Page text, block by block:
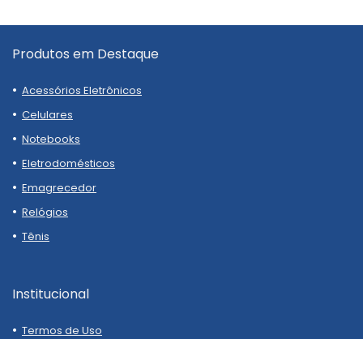
Produtos em Destaque
Acessórios Eletrônicos
Celulares
Notebooks
Eletrodomésticos
Emagrecedor
Relógios
Tênis
Institucional
Termos de Uso